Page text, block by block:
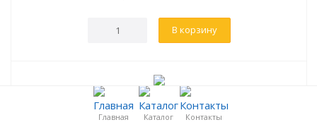
В корзину
Главная Каталог Контакты